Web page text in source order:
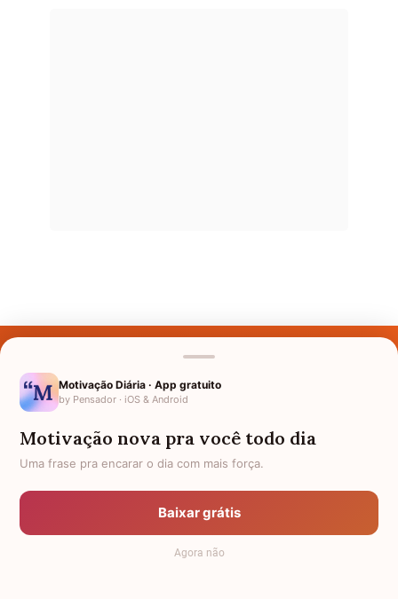
Nomes pelo Mundo
Política de Privacidade
Anuncie
Termos de Uso
Motivação Diária · App gratuito
by Pensador · iOS & Android
Motivação nova pra você todo dia
Uma frase pra encarar o dia com mais força.
Baixar grátis
Agora não